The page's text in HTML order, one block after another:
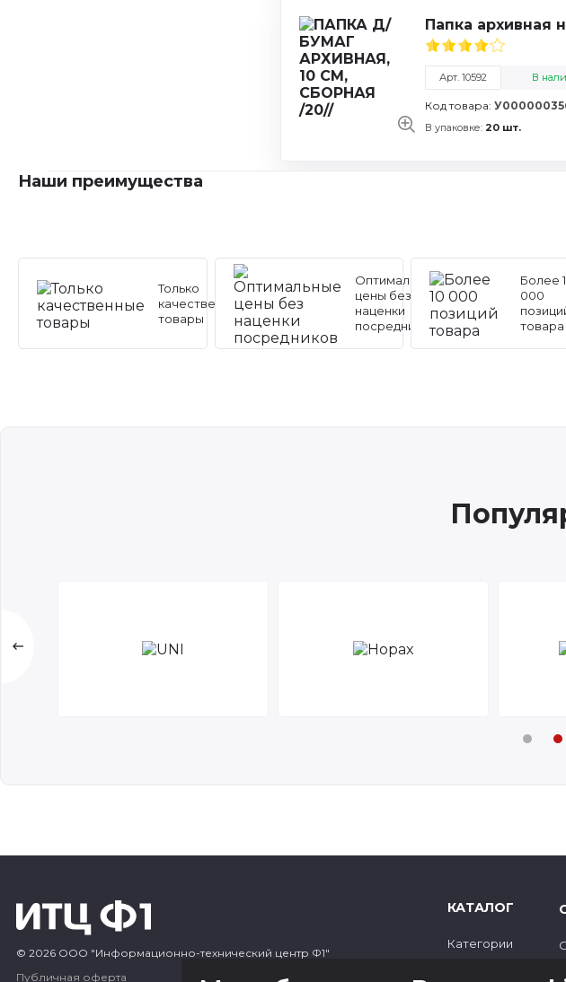
Папка архивная
Арт. 10592 В
Код товара:
В упаковке: 20 шт.
Наши преимущества
Только
качественные
товары
Оптимальные
цены без
наценки
посредников
Более
000
товара
© 2026 ООО "Информационно-технический центр Ф1"
Публичная оферта
КАТАЛОГ
Категории